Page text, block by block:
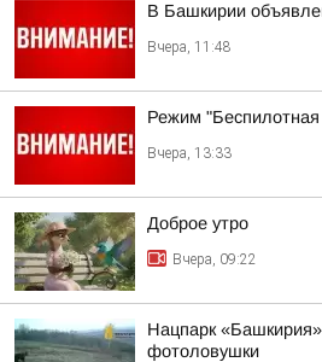
В Башкирии
Вчера, 11:48
Режим "Беспилотная
Вчера, 13:33
Доброе утро
Вчера, 09:22
Нацпарк
фотоловушки